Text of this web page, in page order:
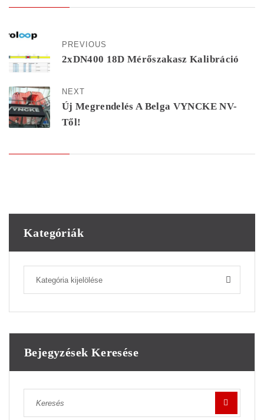
PREVIOUS
2xDN400 18D Mérőszakasz Kalibráció
NEXT
Új Megrendelés A Belga VYNCKE NV-
Től!
Kategóriák
Kategória kijelölése
Bejegyzések Keresése